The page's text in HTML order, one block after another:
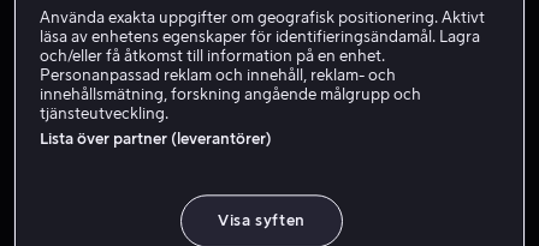
Använda exakta uppgifter om geografisk positionering. Aktivt
läsa av enhetens egenskaper för identifieringsändamål. Lagra
och/eller få åtkomst till information på en enhet.
Personanpassad reklam och innehåll, reklam- och
innehållsmätning, forskning angående målgrupp och
tjänsteutveckling.
Lista över partner (leverantörer)
Visa syften